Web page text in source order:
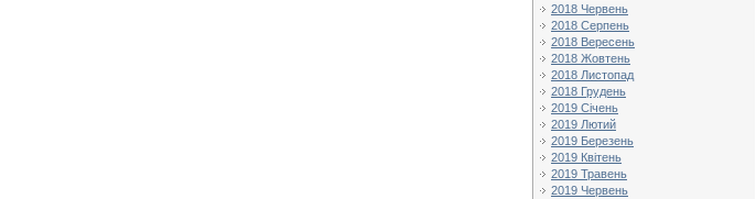
2018 Червень
2018 Серпень
2018 Вересень
2018 Жовтень
2018 Листопад
2018 Грудень
2019 Січень
2019 Лютий
2019 Березень
2019 Квітень
2019 Травень
2019 Червень